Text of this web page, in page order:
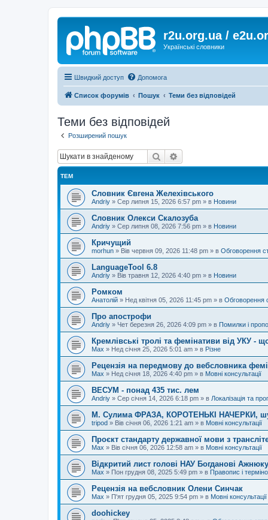
r2u.org.ua /
Українські словники
Швидкий доступ Допомога
Список форумів Пошук Теми без відповідей
Теми без відповідей
Розширений пошук
Пошук
ТЕМ
Словник Євгена Желехівського
Andriy » Сер липня 15, 2026 6:57 pm » в Новини
Словник Олекси Скалозуба
Andriy » Сер липня 08, 2026 7:56 pm » в Новини
Кричущий
morhun » Вів червня 09, 2026 11:48 pm » в Обговорення
LanguageTool 6.8
Andriy » Вів травня 12, 2026 4:40 pm » в Новини
Ромком
Анатолій » Нед квітня 05, 2026 11:45 pm » в Обговорення
Про апострофи
Andriy » Чет березня 26, 2026 4:09 pm » в Помилки і
Кремлівські тролі та фемінативи від УКУ -
Max » Нед січня 25, 2026 5:01 am » в Різне
Рецензія на передмову до вебсловника
Max » Нед січня 18, 2026 4:40 pm » в Мовні консультації
ВЕСУМ - понад 435 тис. лем
Andriy » Сер січня 14, 2026 6:18 pm » в Локалізація та
М. Сулима ФРАЗА, КОРОТЕНЬКІ НАЧЕРКИ,
tripod » Вів січня 06, 2026 1:21 am » в Мовні консультації
Проєкт стандарту державної мови з
Max » Вів січня 06, 2026 12:58 am » в Мовні консультації
Відкритий лист голові НАУ Богданові
Max » Пон грудня 08, 2025 5:49 pm » в Правопис і
Рецензія на вебсловник Олени Синчак
Max » П'ят грудня 05, 2025 9:54 pm » в Мовні консультації
doohickey